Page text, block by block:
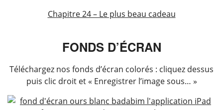
Chapitre 24 – Le plus beau cadeau
FONDS D’ÉCRAN
Téléchargez nos fonds d’écran colorés : cliquez dessus
puis clic droit et « Enregistrer l’image sous… »